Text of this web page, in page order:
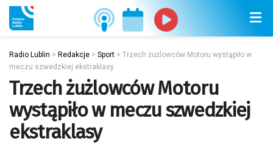
Radio Lublin > Redakcje > Sport > Trzech żużlowców Motoru wystąpiło w
meczu szwedzkiej ekstraklasy
Trzech żużlowców Motoru
wystąpiło w meczu szwedzkiej
ekstraklasy